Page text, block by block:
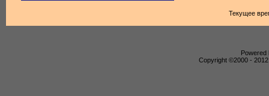
Текущее
Powered
Copyright ©2000 -